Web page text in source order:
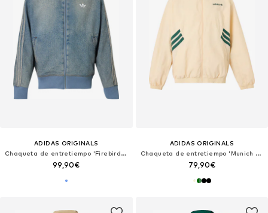
ADIDAS ORIGINALS
Chaqueta de entretiempo 'Firebird Adicolor'
99,90€
ADIDAS ORIGINALS
Chaqueta de entretiempo 'Munich 93'
79,90€